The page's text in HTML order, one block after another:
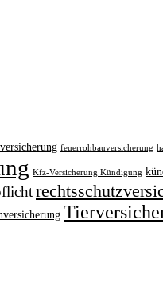
feuerrohbauversicherung
Kfz-Versicherung Kündigung